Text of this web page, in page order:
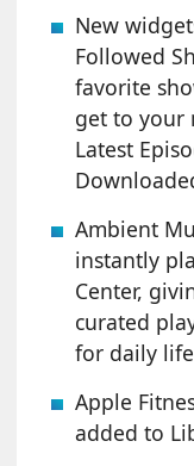
New
Followed
favorite
get to your
Latest
Ambient
instantly
Center,
curated
for daily life
Apple
added to